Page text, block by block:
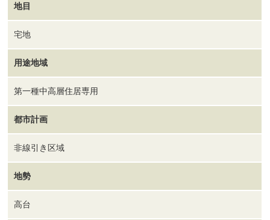
地目
宅地
用途地域
第一種中高層住居専用
都市計画
非線引き区域
地勢
高台